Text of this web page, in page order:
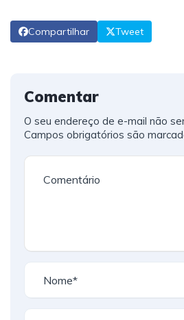
Compartilhar Tweet
Comentar
O seu endereço de e-mail não
Campos obrigatórios são